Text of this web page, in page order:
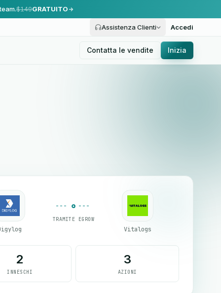
$149GRATUITO
Assistenza Clienti Accedi
Contatta le vendite Inizia
TRAMITE EGROW
Vitalogs
2
INNESCHI
3
AZIONI